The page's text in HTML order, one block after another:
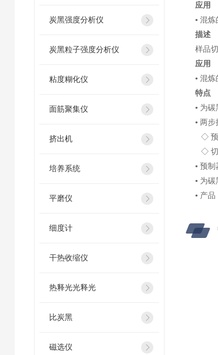
炭黑强度分析仪
炭黑粒子强度分析仪
粘度糊化仪
面筋聚集仪
挤出机
培养系统
平磨仪
细度计
干热收缩仪
热释光光释光
比炭黑
磁选仪
应用
• 混
描述
样品
应用
• 混
特点
• 为
• 两
◇ 预
◇ 切
• 预
• 为
• 产品